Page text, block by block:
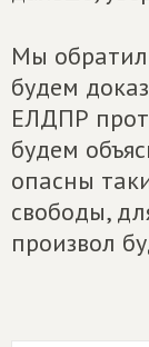
Мы
будем
ЕЛДПР
будем
опасны
свободы,
произвол